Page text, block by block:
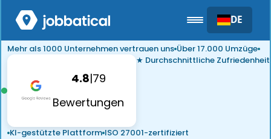
DE
Mehr als 1000 Unternehmen vertrauen uns Über 17.000 Umzüge
4.8|79
Bewertungen
★ Durchschnittliche Zufriedenheit
KI-gestützte Plattform ISO 27001-zertifiziert